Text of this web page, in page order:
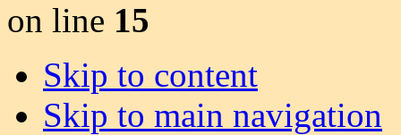
on line 15
Skip to content
Skip to main navigation